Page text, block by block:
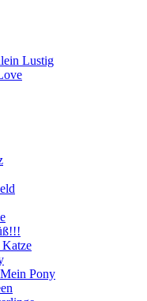
Lustig
Katze
Pony